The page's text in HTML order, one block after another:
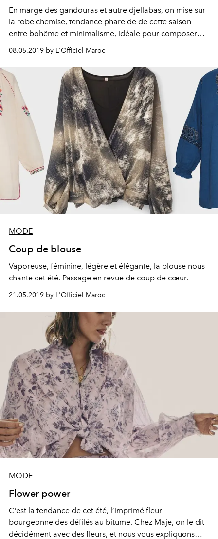
En marge des gandouras et autre djellabas, on mise sur
la robe chemise, tendance phare de de cette saison
entre bohême et minimalisme, idéale pour composer
08.05.2019 by L'Officiel Maroc
MODE
Coup de blouse
Vaporeuse, féminine, légère et élégante, la blouse nous
chante cet été. Passage en revue de coup de cœur.
21.05.2019 by L'Officiel Maroc
MODE
Flower power
C’est la tendance de cet été, l’imprimé fleuri
bourgeonne des défilés au bitume. Chez Maje, on le dit
décidément avec des fleurs, et nous vous expliquons